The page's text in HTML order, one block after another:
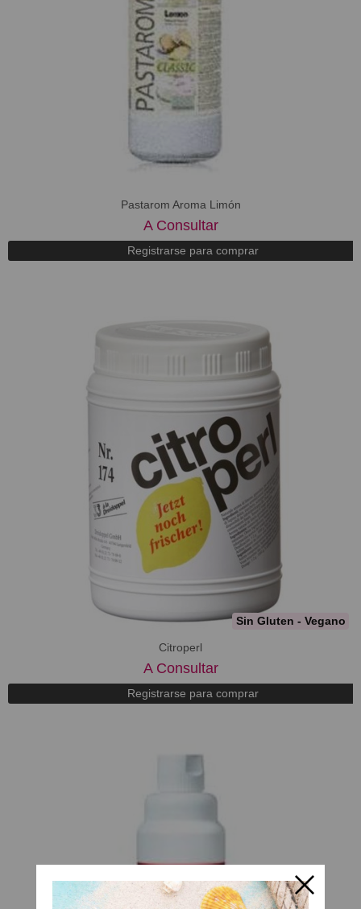
Pastarom Aroma Limón
A Consultar
Registrarse para comprar
Sin Gluten - Vegano
Citroperl
A Consultar
Registrarse para comprar